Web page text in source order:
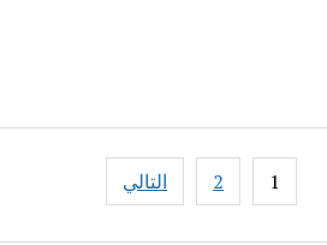
تصفّح
المقالات
1
2 التالي